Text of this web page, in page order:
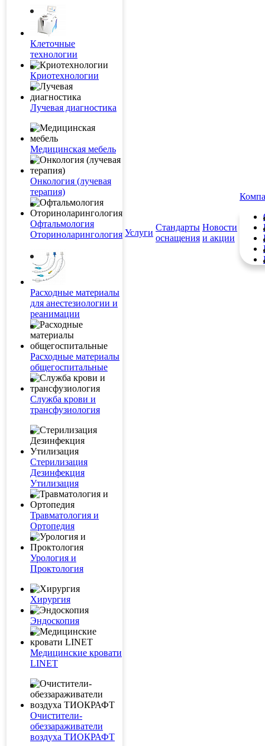
Клеточные
технологии
Криотехнологии
Лучевая диагностика
Медицинская мебель
Онкология (лучевая
терапия)
Офтальмология
Оториноларингология
Расходные материалы
для анестезиологии и
реанимации
Расходные материалы
общегоспитальные
Служба крови и
трансфузиология
Стерилизация
Дезинфекция
Утилизация
Травматология и
Ортопедия
Урология и
Проктология
Хирургия
Эндоскопия
Медицинские кровати
LINET
Очистители-
обеззараживатели
воздуха ТИОКРАФТ
Услуги
Стандарты
оснащения
Новости
и акции